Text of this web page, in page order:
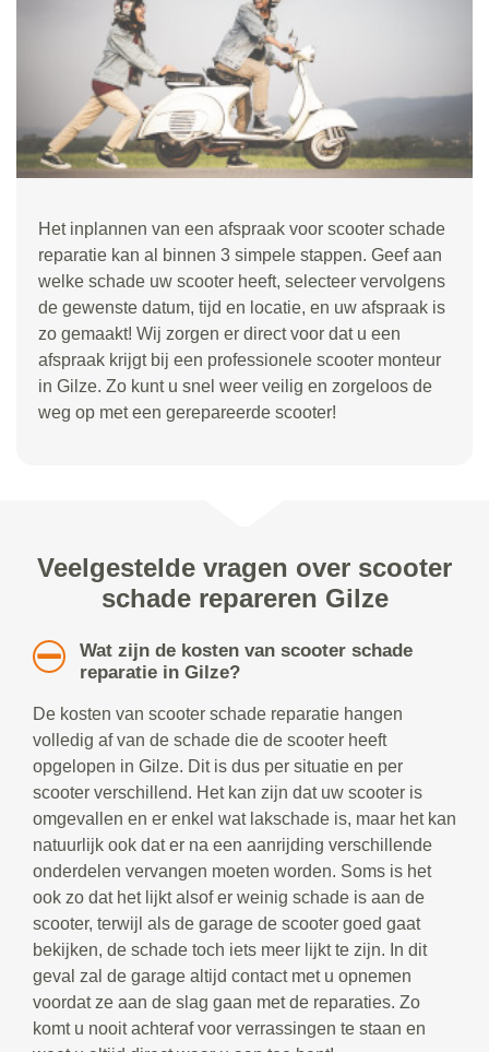
Het inplannen van een afspraak voor scooter schade
reparatie kan al binnen 3 simpele stappen. Geef aan
welke schade uw scooter heeft, selecteer vervolgens
de gewenste datum, tijd en locatie, en uw afspraak is
zo gemaakt! Wij zorgen er direct voor dat u een
afspraak krijgt bij een professionele scooter monteur
in Gilze. Zo kunt u snel weer veilig en zorgeloos de
weg op met een gerepareerde scooter!
Veelgestelde vragen over scooter
schade repareren Gilze
Wat zijn de kosten van scooter schade
reparatie in Gilze?
De kosten van scooter schade reparatie hangen
volledig af van de schade die de scooter heeft
opgelopen in Gilze. Dit is dus per situatie en per
scooter verschillend. Het kan zijn dat uw scooter is
omgevallen en er enkel wat lakschade is, maar het kan
natuurlijk ook dat er na een aanrijding verschillende
onderdelen vervangen moeten worden. Soms is het
ook zo dat het lijkt alsof er weinig schade is aan de
scooter, terwijl als de garage de scooter goed gaat
bekijken, de schade toch iets meer lijkt te zijn. In dit
geval zal de garage altijd contact met u opnemen
voordat ze aan de slag gaan met de reparaties. Zo
komt u nooit achteraf voor verrassingen te staan en